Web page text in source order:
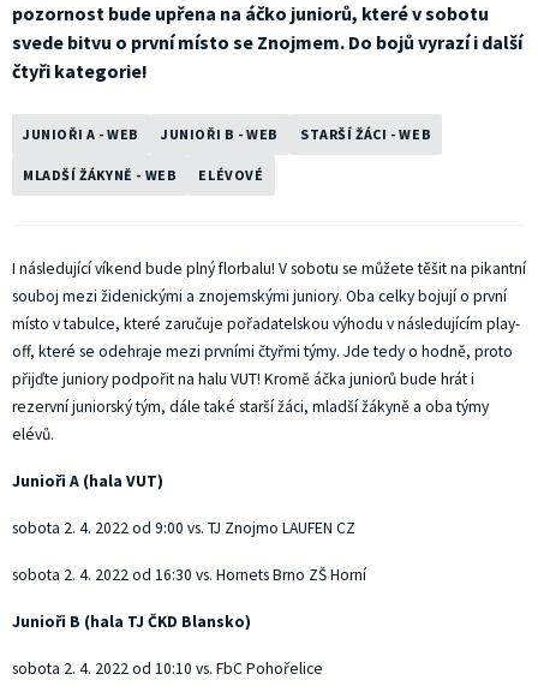
pozornost bude upřena na áčko juniorů, které v sobotu
svede bitvu o první místo se Znojmem. Do bojů vyrazí i další
čtyři kategorie!
JUNIOŘI A - WEB JUNIOŘI B - WEB STARŠÍ ŽÁCI - WEB
MLADŠÍ ŽÁKYNĚ - WEB ELÉVOVÉ
I následující víkend bude plný florbalu! V sobotu se můžete těšit na pikantní
souboj mezi židenickými a znojemskými juniory. Oba celky bojují o první
místo v tabulce, které zaručuje pořadatelskou výhodu v následujícím play-
off, které se odehraje mezi prvními čtyřmi týmy. Jde tedy o hodně, proto
přijďte juniory podpořit na halu VUT! Kromě áčka juniorů bude hrát i
rezervní juniorský tým, dále také starší žáci, mladší žákyně a oba týmy
elévů.
Junioři A (hala VUT)
sobota 2. 4. 2022 od 9:00 vs. TJ Znojmo LAUFEN CZ
sobota 2. 4. 2022 od 16:30 vs. Hornets Brno ZŠ Horní
Junioři B (hala TJ ČKD Blansko)
sobota 2. 4. 2022 od 10:10 vs. FbC Pohořelice